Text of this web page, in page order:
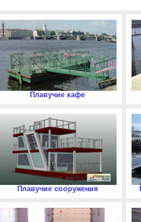
Плавучие кафе
Плавучие сооружения